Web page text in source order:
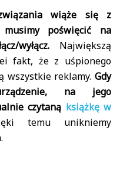
wiąże się z
poświęcić na
wyłącz. Największą
fakt, że z uśpionego
wszystkie reklamy. Gdy
na jego
czytaną książkę w
temu unikniemy